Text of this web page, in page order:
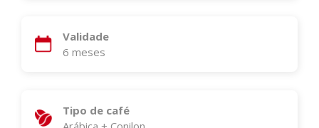
Validade
6 meses
Tipo de café